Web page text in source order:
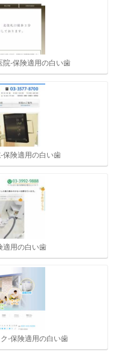
院-保険適用の白い歯
保険適用の白い歯
適用の白い歯
-保険適用の白い歯